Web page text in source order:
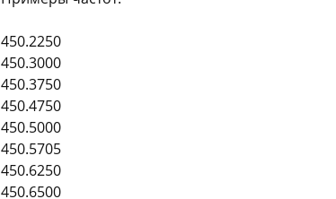
450.2250
450.3000
450.3750
450.4750
450.5000
450.5705
450.6250
450.6500